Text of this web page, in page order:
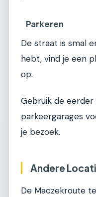
Parkeren
De straat is smal
hebt, vind je een
op.
Gebruik de
parkeergarages
je bezoek.
Andere
De Maczekroute